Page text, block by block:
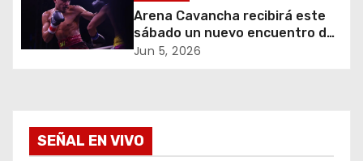
n
a
Arena Cavancha recibirá este
sábado un nuevo encuentro de
boxeo internacional con Marcial
Jun 5, 2026
SEÑAL EN VIVO